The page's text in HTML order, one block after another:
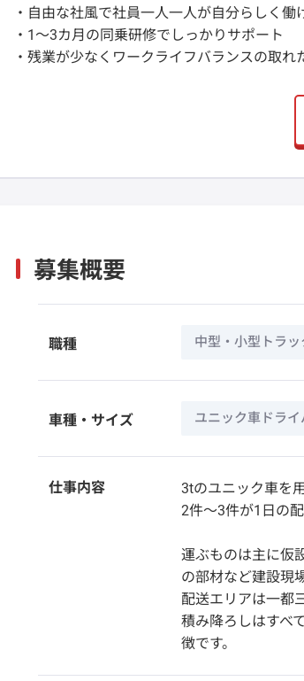
・自由な社風で社員一人一人が自分らしく働
・1～3カ月の同乗研修でしっかりサポート
・残業が少なくワークライフバランスの取れ
募集概要
職種 中型・小型トラ
車種・サイズ ユニック車ドライ
仕事内容
3tのユニック車を
2件～3件が1日の
運ぶものは主に仮
の部材など建設現
配送エリアは一都
積み降ろしはすべ
徴です。